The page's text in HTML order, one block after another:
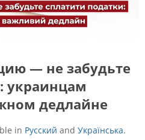
— не забудьте
украинцам
дедлайне
in Русский and Українська.